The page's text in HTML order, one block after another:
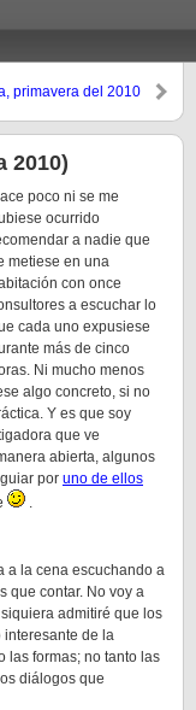
primavera del 2010
2010)
poco ni se me
ocurrido
a nadie que
metiese en una
con once
a escuchar lo
cada uno expusiese
más de cinco
Ni mucho menos
algo concreto, si no
Y es que soy
que ve
abierta, algunos
por uno de ellos
.
a la cena escuchando a
que contar. No voy a
admitiré que los
interesante de la
las formas; no tanto las
diálogos que